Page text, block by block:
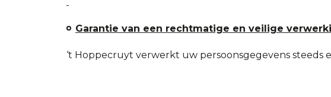
Garantie van een rechtmatige en veilige
‘t Hoppecruyt verwerkt uw persoonsgegevens